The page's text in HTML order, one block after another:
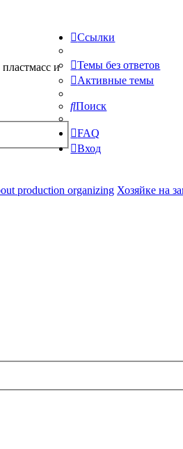
и
Ссылки
Темы без ответов
Активные темы
Поиск
FAQ
Вход
production organizing Хозяйке на